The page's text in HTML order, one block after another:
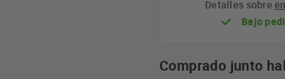
Detalles sobre
Bajo
Comprado junto